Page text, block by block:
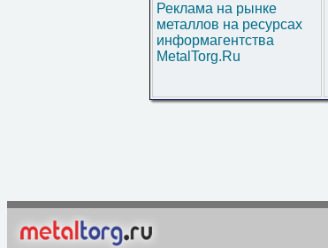
Реклама на рынке
металлов на ресурсах
информагентства
MetalTorg.Ru